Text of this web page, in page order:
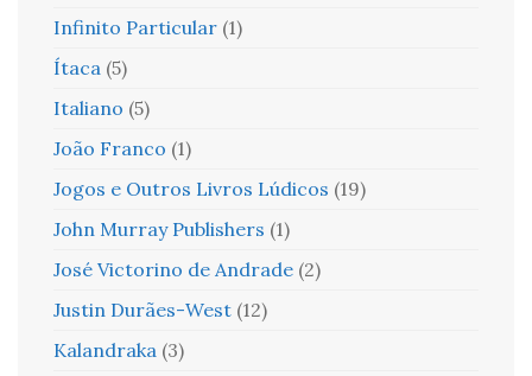
Infinito Particular (1)
Ítaca (5)
Italiano (5)
João Franco (1)
Jogos e Outros Livros Lúdicos (19)
John Murray Publishers (1)
José Victorino de Andrade (2)
Justin Durães-West (12)
Kalandraka (3)